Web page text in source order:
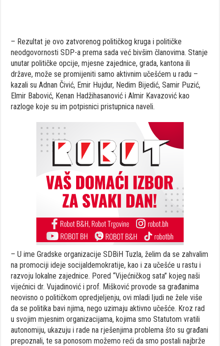
– Rezultat je ovo zatvorenog političkog kruga i političke
neodgovornosti SDP-a prema sada već bivšim članovima. Stanje
unutar političke opcije, mjesne zajednice, grada, kantona ili
države, može se promijeniti samo aktivnim učešćem u radu –
kazali su Adnan Čivić, Emir Hujdur, Nedim Bijedić, Samir Puzić,
Elmir Babović, Kenan Hadžihasanović i Almir Kavazović kao
razloge koje su im potpisnici pristupnica naveli.
– U ime Gradske organizacije SDBiH Tuzla, želim da se zahvalim
na promociji ideje socijaldemokratije, kao i za učešće u rastu i
razvoju lokalne zajednice. Pored “Vijećničkog sata” kojeg naši
vijećnici dr. Vujadinović i prof. Mišković provode sa građanima
neovisno o političkom opredjeljenju, ovi mladi ljudi ne žele više
da se politika bavi njima, nego uzimaju aktivno učešće. Kroz rad
u svojim mjesnim organizacijama, kojima smo Statutom vratili
autonomiju, ukazuju i rade na rješenjima problema što su građani
prepoznali, te sa ponosom možemo reći da smo postali najbrže